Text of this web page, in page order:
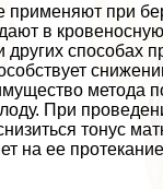
применяют при
в
способах
метода
При
тонус
на ее